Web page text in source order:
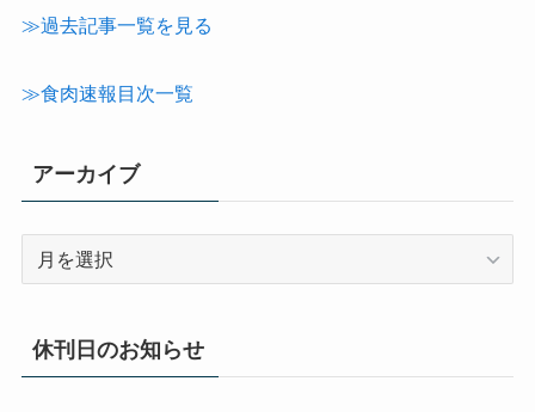
テ
≫過去記事一覧を見る
≫食肉速報目次一覧
アーカイブ
イ
ブ
休刊日のお知らせ